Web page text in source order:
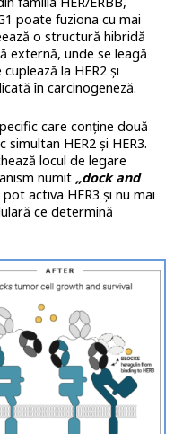
poate fuziona cu mai
o structură hibridă
externă, unde se leagă
la HER2 și
în carcinogeneză.
care conține două
HER2 și HER3.
locul de legare
numit „dock and
activa HER3 și nu mai
ce determină